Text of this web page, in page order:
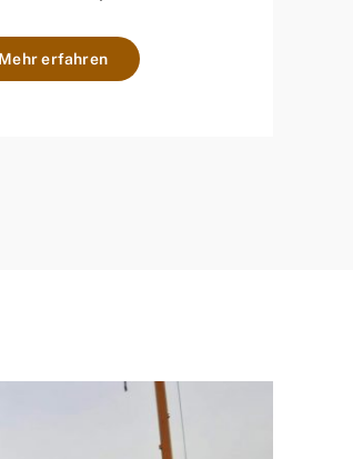
Mehr erfahren